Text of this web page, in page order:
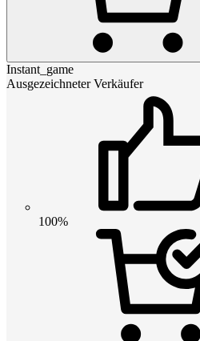
Instant_game
Ausgezeichneter Verkäufer
100%